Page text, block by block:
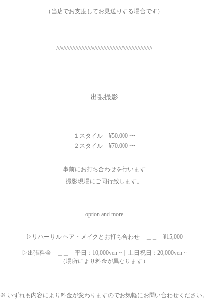
（当店でお支度してお見送りする場合です）
/////////////////////////////////////////////////////////////////
出張撮影
１スタイル ¥50.000 〜
２スタイル ¥70.000 〜
事前にお打ち合わせを行います
​撮影現場にご同行致します。
​option and more​
▷リハーサル ヘア・メイクと お打ち合わせ ＿＿ ¥15,000
▷出張料金 ＿＿ 平日：10,000yen ~｜ 土日祝日：20,000yen ~
（場所により料金が異なります）
※ いずれも内容により料金が変わりますのでお気軽にお問い合わせください。